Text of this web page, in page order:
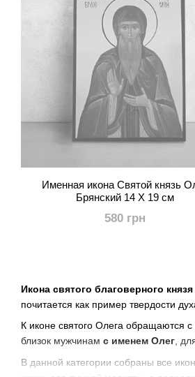
Икона святого благоверного
почитается как пример твердости
К иконе святого Олега обращаются
близок мужчинам с именем Олег,
В данной категории собраны все
Именная икона Святой князь
Брянский 14 Х 19 см
580 грн